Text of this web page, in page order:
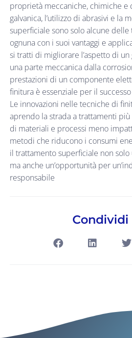
proprietà meccaniche, chimiche e
galvanica, l’utilizzo di abrasivi e la
superficiale sono solo alcune
ognuna con i suoi vantaggi e
si tratti di migliorare l’aspetto di
una parte meccanica dalla
prestazioni di un componente
finitura è essenziale per il
Le innovazioni nelle tecniche di
aprendo la strada a trattamenti più
di materiali e processi meno
metodi che riducono i consumi
il trattamento superficiale non solo
ma anche un’opportunità per
responsabile
Condividi